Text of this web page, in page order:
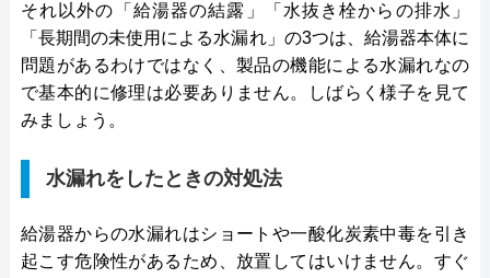
それ以外の「給湯器の結露」「水抜き栓からの排水」
「長期間の未使用による水漏れ」の3つは、給湯器本体に
問題があるわけではなく、製品の機能による水漏れなの
で基本的に修理は必要ありません。しばらく様子を見て
みましょう。
水漏れをしたときの対処法
給湯器からの水漏れはショートや一酸化炭素中毒を引き
起こす危険性があるため、放置してはいけません。すぐ